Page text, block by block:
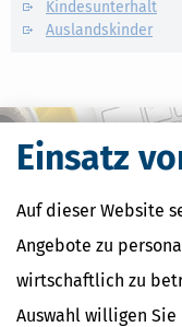
Einsatz
Auf dieser Website
Angebote zu
wirtschaftlich zu
Auswahl willigen
Kindesunterhalt
Auslandskinder